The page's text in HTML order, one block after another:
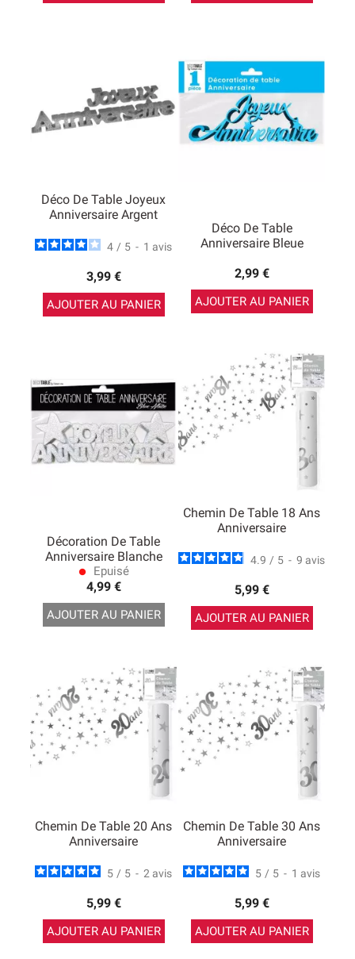
Déco De Table Joyeux
Anniversaire Argent
4 / 5 - 1 avis
3,99 €
AJOUTER AU PANIER
Déco De Table
Anniversaire Bleue
2,99 €
AJOUTER AU PANIER
Décoration De Table
Anniversaire Blanche
lens Epuisé
4,99 €
AJOUTER AU PANIER
Chemin De Table 18 Ans
Anniversaire
4.9 / 5 - 9 avis
5,99 €
AJOUTER AU PANIER
Chemin De Table 20 Ans
Anniversaire
5 / 5 - 2 avis
5,99 €
AJOUTER AU PANIER
Chemin De Table 30 Ans
Anniversaire
5 / 5 - 1 avis
5,99 €
AJOUTER AU PANIER